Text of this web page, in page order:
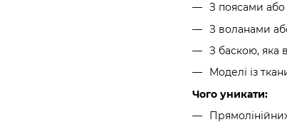
З поясами
З воланами
З баскою, яка
Моделі із
Чого уникати: